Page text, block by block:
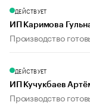
ДЕЙСТВУЕТ
ИП Каримова
Производство
ДЕЙСТВУЕТ
ИП Кучукбаев
Производство